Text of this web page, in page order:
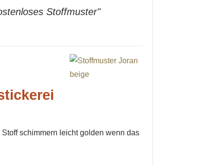
Stoffmuster"
schimmern leicht golden wenn das